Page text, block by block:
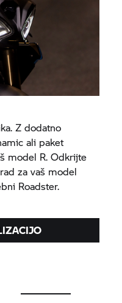
Z dodatno
ali paket
model R. Odkrijte
za vaš model
Roadster.